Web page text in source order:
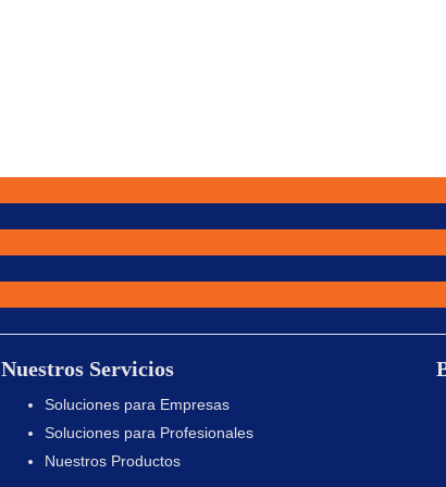
Nuestros Servicios
Soluciones para Empresas
Soluciones para Profesionales
Nuestros Productos